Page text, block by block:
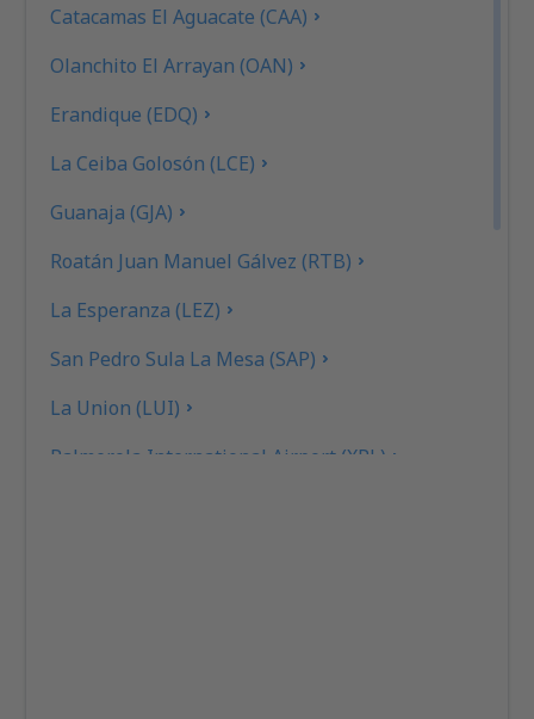
Catacamas El Aguacate (CAA)
Olanchito El Arrayan (OAN)
Erandique (EDQ)
La Ceiba Golosón (LCE)
Guanaja (GJA)
Roatán Juan Manuel Gálvez (RTB)
La Esperanza (LEZ)
San Pedro Sula La Mesa (SAP)
La Union (LUI)
Palmerola International Airport (XPL)